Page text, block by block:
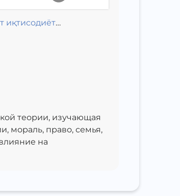
иқтисодиёт
теории, изучающая
мораль, право, семья,
на